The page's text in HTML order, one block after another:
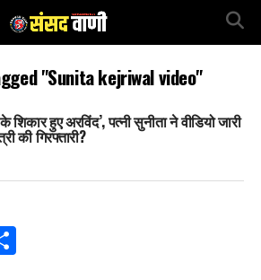
"Sunita kejriwal video"
शिकार हुए अरविंद’, पत्नी सुनीता ने वीडियो जारी
की गिरफ्तारी?
Share